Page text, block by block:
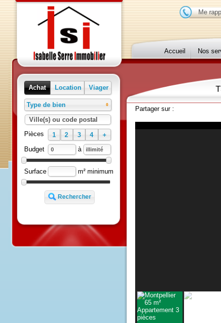
Me
Accueil Nos
Achat Location Viager
Type de bien
Ville(s) ou code postal
1 2 3 4
+
Budget
à
Surface m² minimum
Partager sur :
Exclusivité